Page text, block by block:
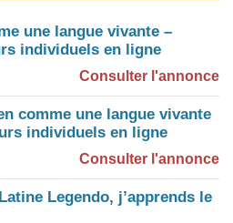
une langue vivante –
individuels en ligne
Consulter l'annonce
comme une langue vivante
individuels en ligne
Consulter l'annonce
Legendo, j’apprends le